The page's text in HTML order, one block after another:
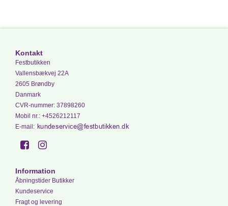
Kontakt
Festbutikken
Vallensbækvej 22A
2605 Brøndby
Danmark
CVR-nummer: 37898260
Mobil nr. : +4526212117
E-mail:
Information
Åbningstider Butikker
Kundeservice
Fragt og levering